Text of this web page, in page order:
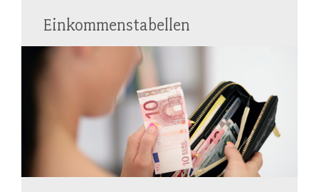
Einkommenstabellen